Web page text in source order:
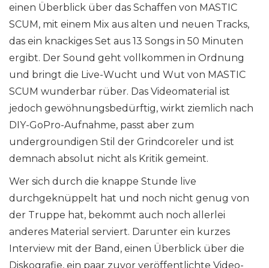
einen Überblick über das Schaffen von MASTIC
SCUM, mit einem Mix aus alten und neuen Tracks,
das ein knackiges Set aus 13 Songs in 50 Minuten
ergibt. Der Sound geht vollkommen in Ordnung
und bringt die Live-Wucht und Wut von MASTIC
SCUM wunderbar rüber. Das Videomaterial ist
jedoch gewöhnungsbedürftig, wirkt ziemlich nach
DIY-GoPro-Aufnahme, passt aber zum
undergroundigen Stil der Grindcoreler und ist
demnach absolut nicht als Kritik gemeint.
Wer sich durch die knappe Stunde live
durchgeknüppelt hat und noch nicht genug von
der Truppe hat, bekommt auch noch allerlei
anderes Material serviert. Darunter ein kurzes
Interview mit der Band, einen Überblick über die
Diskografie, ein paar zuvor veröffentlichte Video-